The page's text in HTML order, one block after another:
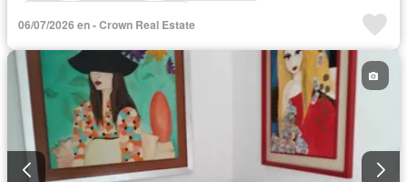
06/07/2026 en - Crown Real Estate